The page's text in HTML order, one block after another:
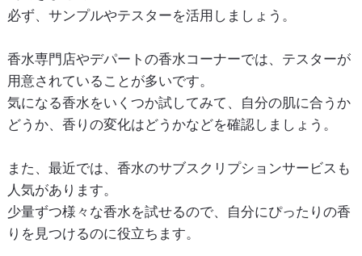
必ず、サンプルやテスターを活用しましょう。
香水専門店やデパートの香水コーナーでは、テスターが
用意されていることが多いです。
気になる香水をいくつか試してみて、自分の肌に合うか
どうか、香りの変化はどうかなどを確認しましょう。
また、最近では、香水のサブスクリプションサービスも
人気があります。
少量ずつ様々な香水を試せるので、自分にぴったりの香
りを見つけるのに役立ちます。